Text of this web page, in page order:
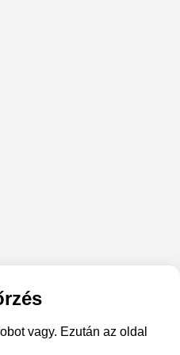
vagy. Ezután az oldal